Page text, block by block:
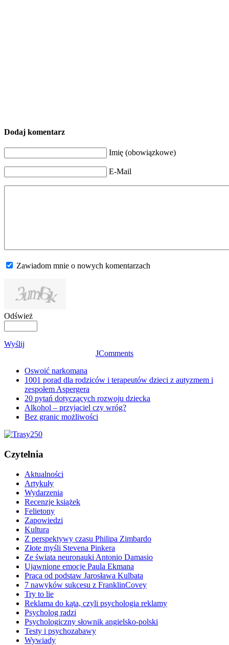
Dodaj komentarz
Imię (obowiązkowe)
E-Mail
Zawiadom mnie o nowych komentarzach
Odśwież
Wyślij
JComments
Oswoić narkomana
1001 porad dla rodziców i terapeutów dzieci z autyzmem i
zespołem Aspergera
20 pytań dotyczących rozwoju dziecka
Alkohol – przyjaciel czy wróg?
Bez granic możliwości
Czytelnia
Aktualności
Artykuły
Wydarzenia
Recenzje książek
Felietony
Zapowiedzi
Kultura
Z perspektywy czasu Philipa Zimbardo
Złote myśli Stevena Pinkera
Ze świata neuronauki Antonio Damasio
Ujawnione emocje Paula Ekmana
Praca od podstaw Jarosława Kulbata
7 nawyków sukcesu z FranklinCovey
Try to lie
Reklama do kąta, czyli psychologia reklamy
Psycholog radzi
Psychologiczny słownik angielsko-polski
Testy i psychozabawy
Wywiady